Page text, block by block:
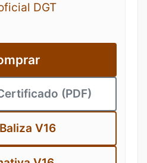
DGT
(PDF)
V16